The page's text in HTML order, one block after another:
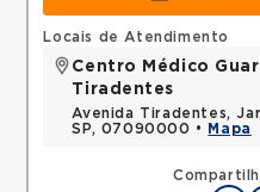
Locais de Atendimento
Centro Médico
Tiradentes
Avenida Tiradentes,
SP, 07090000 •
Mapa